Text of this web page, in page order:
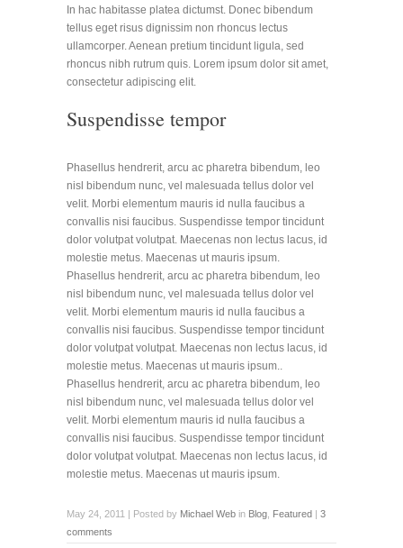
In hac habitasse platea dictumst. Donec bibendum
tellus eget risus dignissim non rhoncus lectus
ullamcorper. Aenean pretium tincidunt ligula, sed
rhoncus nibh rutrum quis. Lorem ipsum dolor sit amet,
consectetur adipiscing elit.
Suspendisse tempor
Phasellus hendrerit, arcu ac pharetra bibendum, leo
nisl bibendum nunc, vel malesuada tellus dolor vel
velit. Morbi elementum mauris id nulla faucibus a
convallis nisi faucibus. Suspendisse tempor tincidunt
dolor volutpat volutpat. Maecenas non lectus lacus, id
molestie metus. Maecenas ut mauris ipsum.
Phasellus hendrerit, arcu ac pharetra bibendum, leo
nisl bibendum nunc, vel malesuada tellus dolor vel
velit. Morbi elementum mauris id nulla faucibus a
convallis nisi faucibus. Suspendisse tempor tincidunt
dolor volutpat volutpat. Maecenas non lectus lacus, id
molestie metus. Maecenas ut mauris ipsum..
Phasellus hendrerit, arcu ac pharetra bibendum, leo
nisl bibendum nunc, vel malesuada tellus dolor vel
velit. Morbi elementum mauris id nulla faucibus a
convallis nisi faucibus. Suspendisse tempor tincidunt
dolor volutpat volutpat. Maecenas non lectus lacus, id
molestie metus. Maecenas ut mauris ipsum.
May 24, 2011 | Posted by Michael Web in Blog, Featured
3
comments